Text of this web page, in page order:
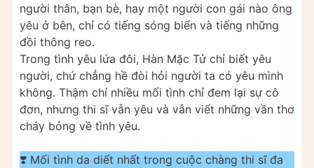
người thân, bạn bè, hay một người con gái nào ông
yêu ở bên, chỉ có tiếng sóng biển và tiếng những
đồi thông reo.
Trong tình yêu lứa đôi, Hàn Mặc Tử chỉ biết yêu
người, chứ chẳng hề đòi hỏi người ta có yêu mình
không. Thậm chí nhiều mối tình chỉ đem lại sự cô
đơn, nhưng thi sĩ vẫn yêu và vẫn viết những vần thơ
cháy bỏng về tình yêu.
❣️ Mối tình da diết nhất trong cuộc chàng thi sĩ đa